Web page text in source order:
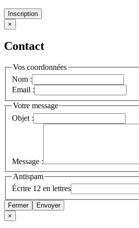
Inscription
×
Contact
Vos coordonnées
Nom :
Email :
Votre message
Objet :
Message :
Antispam
Écrire 12 en lettres
Fermer
Envoyer
×